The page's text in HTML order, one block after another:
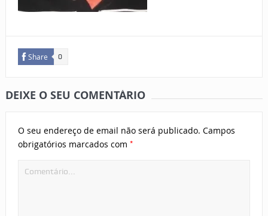
Share 0
DEIXE O SEU COMENTÁRIO
O seu endereço de email não será publicado. Campos
obrigatórios marcados com *